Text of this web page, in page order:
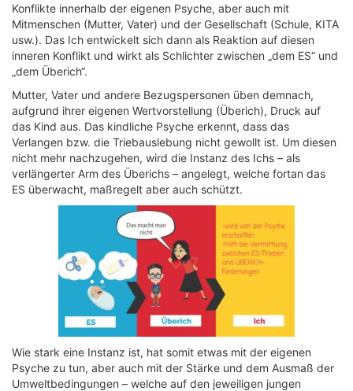
Konflikte innerhalb der eigenen Psyche, aber auch mit
Mitmenschen (Mutter, Vater) und der Gesellschaft (Schule, KITA
usw.). Das Ich entwickelt sich dann als Reaktion auf diesen
inneren Konflikt und wirkt als Schlichter zwischen „dem ES“ und
„dem Überich“.
Mutter, Vater und andere Bezugspersonen üben demnach,
aufgrund ihrer eigenen Wertvorstellung (Überich), Druck auf
das Kind aus. Das kindliche Psyche erkennt, dass das
Verlangen bzw. die Triebauslebung nicht gewollt ist. Um diesen
nicht mehr nachzugehen, wird die Instanz des Ichs – als
verlängerter Arm des Überichs – angelegt, welche fortan das
ES überwacht, maßregelt aber auch schützt.
Wie stark eine Instanz ist, hat somit etwas mit der eigenen
Psyche zu tun, aber auch mit der Stärke und dem Ausmaß der
Umweltbedingungen – welche auf den jeweiligen jungen